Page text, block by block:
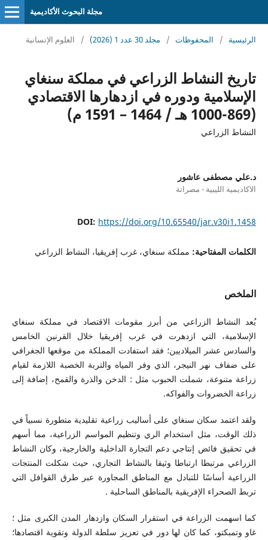
مجلة البحوث الأكاديمية
الرئيسية / المحفوظات / مجلد 30 عدد 1 (2026) / العلوم الإنسانية
تاريخ النشاط الزراعي في مملكة سنغاي
الإسلامية ودوره في ازدهارها الاقتصادي
(869-1000 هـ / 1464 – 1591 م)
النشاط الزراعي
د.علي مصطفى عاشور
الاكاديمية الليبية - مصراتة
DOI: https://doi.org/10.65540/jar.v30i1.1458
الكلمات المفتاحية: مملكة سنغاي، غرب إفريقيا، النشاط الزراعي
الملخص
يُعد النشاط الزراعي من أبرز مقومات الاقتصاد في مملكة سنغاي
الإسلامية، التي ازدهرت في غرب إفريقيا خلال القرنين الخامس
والسادس عشر الميلاديين؛ فقد استفادت المملكة من موقعها الجغرافي
على ضفاف نهر النيجر، الذي وفر المياه والتربة الخصبة اللازمة لقيام
زراعة متنوعة، شملت الحبوب مثل : الدخن والذرة والقمح، إضافة إلى
زراعة الخضروات والفواكه.
ولقد اعتمد سكان سنغاي على أساليب زراعية تقليدية متطورة نسبياً في
ذلك الوقت، مثل استخدام الري وتنظيم المواسم الزراعية، مما أسهم
في تحقيق فائض إنتاجي دعم التجارة الداخلية والخارجية، وكان النشاط
الزراعي مرتبطا ارتباطا وثيقا بالنشاط التجاري، حيث شكلت المنتجات
الزراعية أساسًا للتبادل مع المناطق المجاورة عبر طرق القوافل التي
تربط الصحراء الإفريقية بالمناطق الساحلية .
كما اسهمت الزراعة في استقرار السكان وازدهار المدن الكبرى مثل ؛
غاو وتمبكتو، كما كان لها دور في تعزيز سلطة الدولة وتقوية اقتصادها؛